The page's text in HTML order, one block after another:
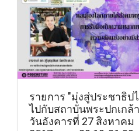
รายการ "มุ่งสู่ประชาธิป
ไปกับสถาบันพระปกเกล้
วันอังคารที่ 27 สิงหาคม